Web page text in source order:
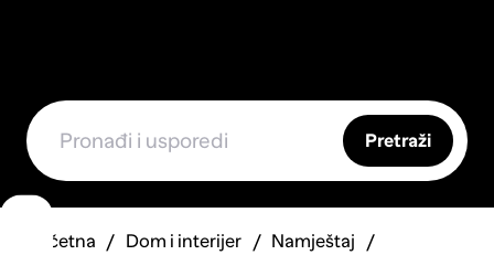
Pretraži
Početna Dom i interijer
Namještaj